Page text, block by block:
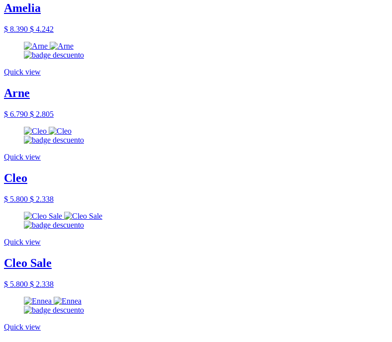
Amelia
$ 8.390 $ 4.242
Quick view
Arne
$ 6.790 $ 2.805
Quick view
Cleo
$ 5.800 $ 2.338
Quick view
Cleo Sale
$ 5.800 $ 2.338
Quick view